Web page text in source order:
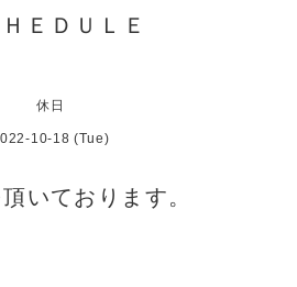
ＥＤＵＬＥ
休日
10-18 (Tue)
いております。